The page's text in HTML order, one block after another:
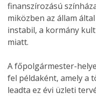
finanszírozású
miközben az állam
instabil, a kormány
miatt.
A főpolgármester-
fel példaként, amely a
leadta ez évi üzleti